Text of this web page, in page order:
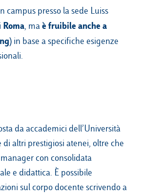
campus presso la sede Luiss
Roma, maè fruibile anche a
in base a specifiche esigenze
da accademici dell’Università
di altri prestigiosi atenei, oltre che
con consolidata
e didattica. È possibile
sul corpo docente scrivendo a